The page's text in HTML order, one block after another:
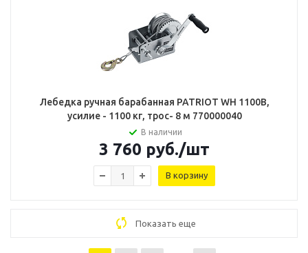
Лебедка ручная барабанная PATRIOT WH 1100B,
усилие - 1100 кг, трос- 8 м 770000040
В наличии
3 760 руб./шт
В корзину
Показать еще